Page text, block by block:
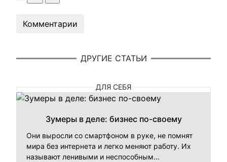
Комментарии
ДРУГИЕ СТАТЬИ
ДЛЯ СЕБЯ
Зумеры в деле: бизнес по-своему
Они выросли со смартфоном в руке, не помнят
мира без интернета и легко меняют работу. Их
называют ленивыми и неспособным...